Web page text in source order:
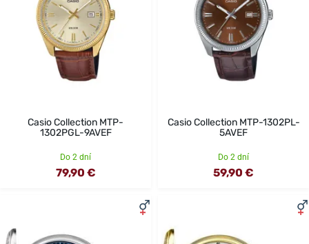
Casio Collection MTP-
1302PGL-9AVEF
Do 2 dní
79,90 €
Casio Collection MTP-1302PL-
5AVEF
Do 2 dní
59,90 €